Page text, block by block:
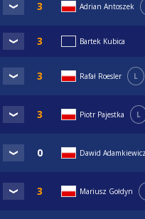
Adrian Antoszek
Bartek Kubica
Rafał Roesler L
Piotr Pajestka L
Dawid
Mariusz Gołdyn